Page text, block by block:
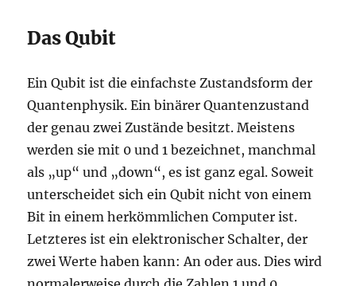
Das Qubit
Ein Qubit ist die einfachste Zustandsform der
Quantenphysik. Ein binärer Quantenzustand
der genau zwei Zustände besitzt. Meistens
werden sie mit 0 und 1 bezeichnet, manchmal
als „up“ und „down“, es ist ganz egal. Soweit
unterscheidet sich ein Qubit nicht von einem
Bit in einem herkömmlichen Computer ist.
Letzteres ist ein elektronischer Schalter, der
zwei Werte haben kann: An oder aus. Dies wird